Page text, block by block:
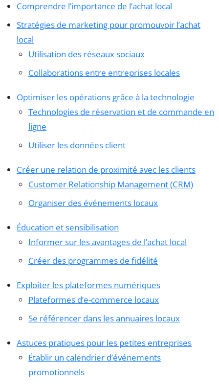
Comprendre l’importance de l’achat local
Stratégies de marketing pour promouvoir l’achat
local
Utilisation des réseaux sociaux
Collaborations entre entreprises locales
Optimiser les opérations grâce à la technologie
Technologies de réservation et de commande en
ligne
Utiliser les données client
Créer une relation de proximité avec les clients
Customer Relationship Management (CRM)
Organiser des événements locaux
Éducation et sensibilisation
Informer sur les avantages de l’achat local
Créer des programmes de fidélité
Exploiter les plateformes numériques
Plateformes d’e-commerce locaux
Se référencer dans les annuaires locaux
Astuces pratiques pour les petites entreprises
Établir un calendrier d’événements
promotionnels